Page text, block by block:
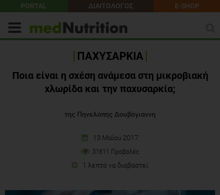
PORTAL ΔΙΑΙΤΟΛΟΓΟΣ E-SHOP
ΠΑΧΥΣΑΡΚΙΑ
Ποια είναι η σχέση ανάμεσα στη μικροβιακή
χλωρίδα και την παχυσαρκία;
της Πηνελόπης Δουβόγιαννη
13 Μαΐου 2017
31611 Προβολές
1 λεπτό να διαβαστεί